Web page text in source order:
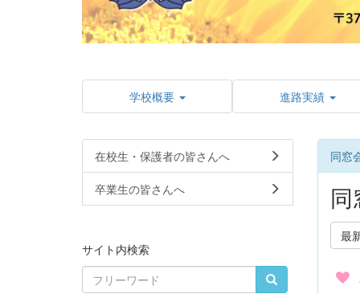
学校概要 進路実績
同窓
最
在校生・保護者の皆さんへ
卒業生の皆さんへ
サイト内検索